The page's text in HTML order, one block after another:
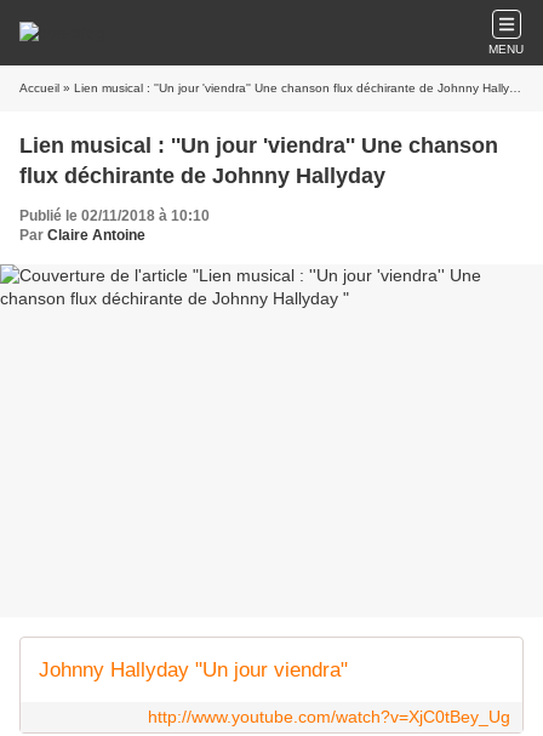
MENU
Accueil » Lien musical : ''Un jour 'viendra'' Une chanson flux déchirante de Johnny Hallyday
Lien musical : ''Un jour 'viendra'' Une chanson
flux déchirante de Johnny Hallyday
Publié le 02/11/2018 à 10:10
Par Claire Antoine
Johnny Hallyday "Un jour viendra"
http://www.youtube.com/watch?v=XjC0tBey_Ug